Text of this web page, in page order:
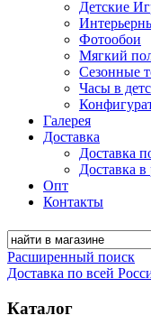
Детские
Фотообои
Мягкий
Сезонные
Часы в
Галерея
Доставка
Доставка
Доставка
Опт
Контакты
Расширенный поиск
Доставка по всей
Каталог